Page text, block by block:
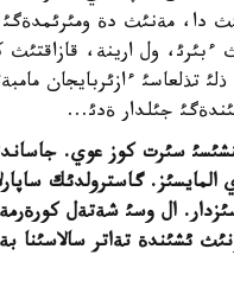
دا، مةنئث دة
ءبئرئ، ول ارينة، قازاقتئث
تذلعاسئ ءازئربايجان
جئلدار ةدئ...
سئرت كوز عوي.
المايسئز. گاسترولدئك
ال وسئ شةتةل
ئشئندة تةاتر سالاسئنا